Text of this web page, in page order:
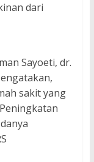
dari
Sayoeti, dr.
sakit yang